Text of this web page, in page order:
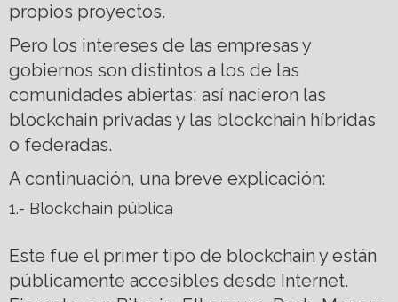
propios proyectos.
Pero los intereses de las empresas y
gobiernos son distintos a los de las
comunidades abiertas; así nacieron las
blockchain privadas y las blockchain híbridas
o federadas.
A continuación, una breve explicación:
1.- Blockchain pública
Este fue el primer tipo de blockchain y están
públicamente accesibles desde Internet.